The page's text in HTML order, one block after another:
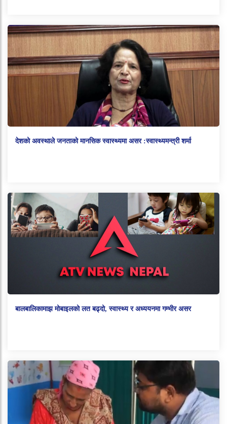
देशको अवस्थाले जनताको मानसिक स्वास्थ्यमा असर :स्वास्थ्यमन्त्री शर्मा
बालबालिकामाझ मोबाइलको लत बढ्दो, स्वास्थ्य र अध्ययनमा गम्भीर असर